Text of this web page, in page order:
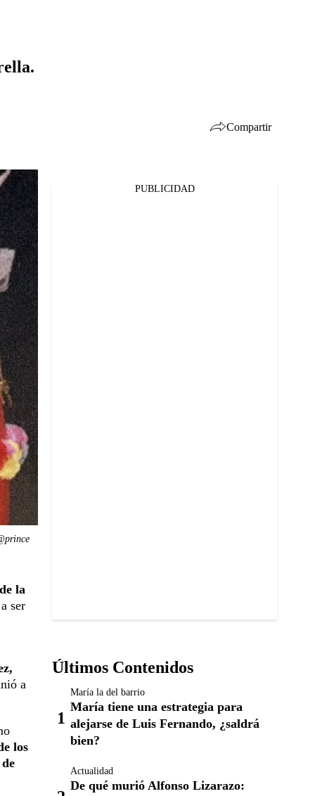
Compartir
Facebook
Whatsapp
la
ser
a
los
PUBLICIDAD
Últimos Contenidos
María la del barrio
María tiene una estrategia para
alejarse de Luis Fernando, ¿saldrá
bien?
Actualidad
De qué murió Alfonso Lizarazo: